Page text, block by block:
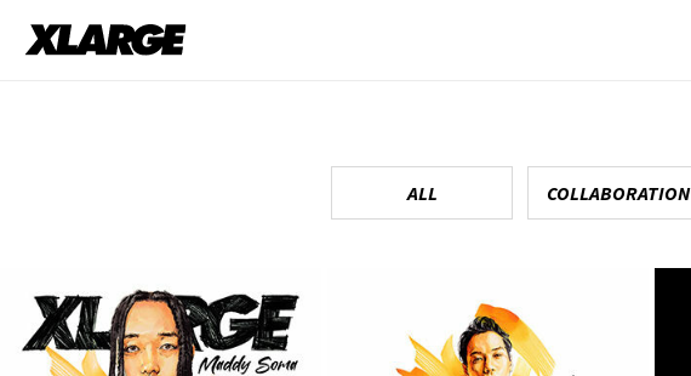
ALL COLLABORATION
10.4. XLARGE &
Maddy Soma发布合作
新曲《New iCON》
5.10. Ryohu &
XLARGE推出全新合作
单曲《Back in Tow…